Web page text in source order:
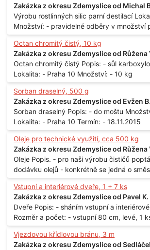
Zakázka z okresu Zdemyslice od Michal
Výrobu rostlinných silic parní destilací Lokalita: - celá ČR
Množství: - pravidelné odběry v množství
až 1 l
Octan chromitý čistý, 10 kg
Zakázka z okresu Zdemyslice od Růžena
Octan chromitý čistý Popis: - sůl karboxylové kyseliny
Lokalita: - Praha 10 Množství: - 10 kg
Sorban draselný, 500 g
Zakázka z okresu Zdemyslice od Evžen B.
Sorban draselný Popis: - do moštu Množství: - 500 kg
Lokalita: - Praha 10 Termín: - 18.11.2015
Oleje pro technické využití, cca 500 kg
Zakázka z okresu Zdemyslice od Růžena
Oleje Popis. - pro naši výrobu čističů poptáváme
dodávku olejů - konkrétně se jedná o
mastných kyselin s převahou olejové
technické využití - hustota při 20°C - cca
Balení: - po 190 kg v sudu Množství: - cca 500 kg - roční
spotřeba Lokalita: - Praha
Vstupní a interiérové dveře, 1 + 7 ks
Zakázka z okresu Zdemyslice od Pavel K.
Dveře Popis: - sháním vstupní a interiérové dveře pro byt
Rozměr a počet: - vstupní 80 cm, levé, 1
80 cm, levé, 2 ks - 80 cm, pravé, 3 ks -
Lokalita: - Praha 10
Vjezdovou křídlovou bránu, 3 m
Zakázka z okresu Zdemyslice od